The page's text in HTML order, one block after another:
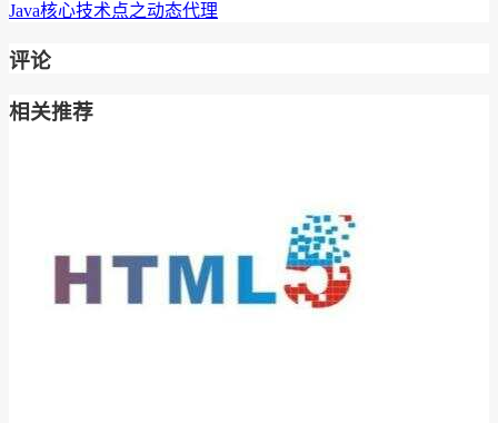
Java核心技术点之动态代理
评论
相关推荐